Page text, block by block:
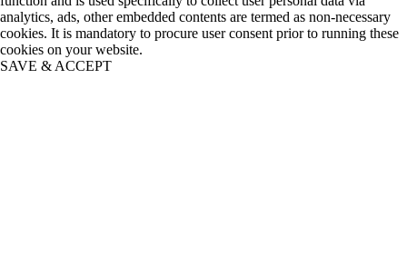
analytics, ads, other embedded contents are termed as non-necessary
cookies. It is mandatory to procure user consent prior to running these
cookies on your website.
SAVE & ACCEPT